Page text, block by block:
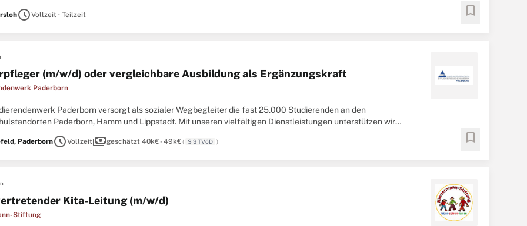
scheduleVollzeit · Teilzeit bookmark
(m/w/d) oder vergleichbare Ausbildung als Ergänzungskraft
Paderborn
Paderborn versorgt als sozialer Wegbegleiter die fast 25.000 Studierenden an den
Paderborn, Hamm und Lippstadt. Mit unseren vielfältigen Dienstleistungen unterstützen wir
PaderbornscheduleVollzeitpaymentsgeschätzt 40k€ - 49k€( S 3 TVöD ) bookmark
Kita-Leitung (m/w/d)
Stiftung